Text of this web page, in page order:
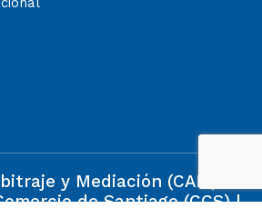
y Mediación (CAM) de
de Santiago (CCS) |